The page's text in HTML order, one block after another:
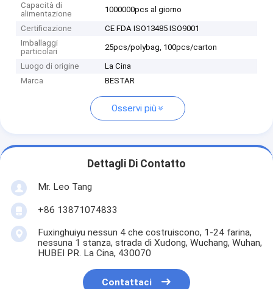
Capacità di
alimentazione
1000000pcs al giorno
Certificazione
CE FDA ISO13485 ISO9001
Imballaggi
particolari
25pcs/polybag, 100pcs/carton
Luogo di origine
La Cina
Marca
BESTAR
Osservi più
Dettagli Di Contatto
Mr. Leo Tang
+86 13871074833
Fuxinghuiyu nessun 4 che costruiscono, 1-24 farina,
nessuna 1 stanza, strada di Xudong, Wuchang, Wuhan,
HUBEI PR. La Cina, 430070
Contattaci